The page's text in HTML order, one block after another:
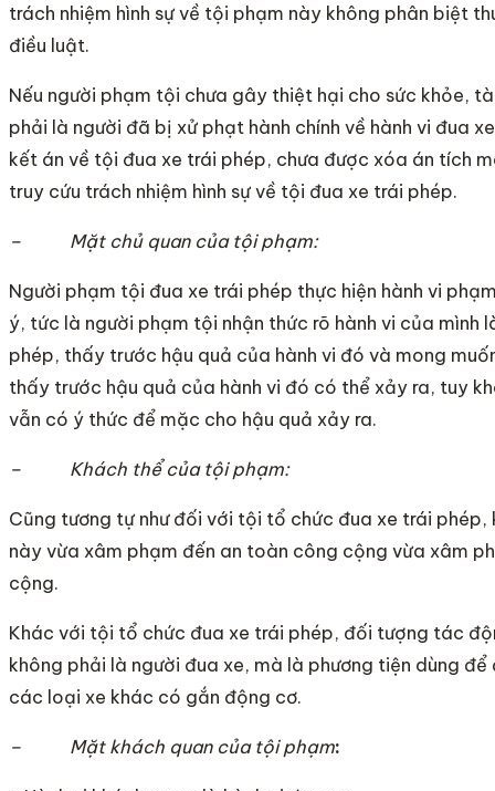
trách nhiệm hình sự về tội phạm này không phân biệt
điều luật.
Nếu người phạm tội chưa gây thiệt hại cho sức khỏe,
phải là người đã bị xử phạt hành chính về hành vi đua
kết án về tội đua xe trái phép, chưa được xóa án tích
truy cứu trách nhiệm hình sự về tội đua xe trái phép.
– Mặt chủ quan của tội phạm:
Người phạm tội đua xe trái phép thực hiện hành vi
ý, tức là người phạm tội nhận thức rõ hành vi của mình
phép, thấy trước hậu quả của hành vi đó và mong
thấy trước hậu quả của hành vi đó có thể xảy ra, tuy
vẫn có ý thức để mặc cho hậu quả xảy ra.
– Khách thể của tội phạm:
Cũng tương tự như đối với tội tổ chức đua xe trái
này vừa xâm phạm đến an toàn công cộng vừa xâm
cộng.
Khác với tội tổ chức đua xe trái phép, đối tượng tác
không phải là người đua xe, mà là phương tiện dùng
các loại xe khác có gắn động cơ.
– Mặt khách quan của tội phạm: